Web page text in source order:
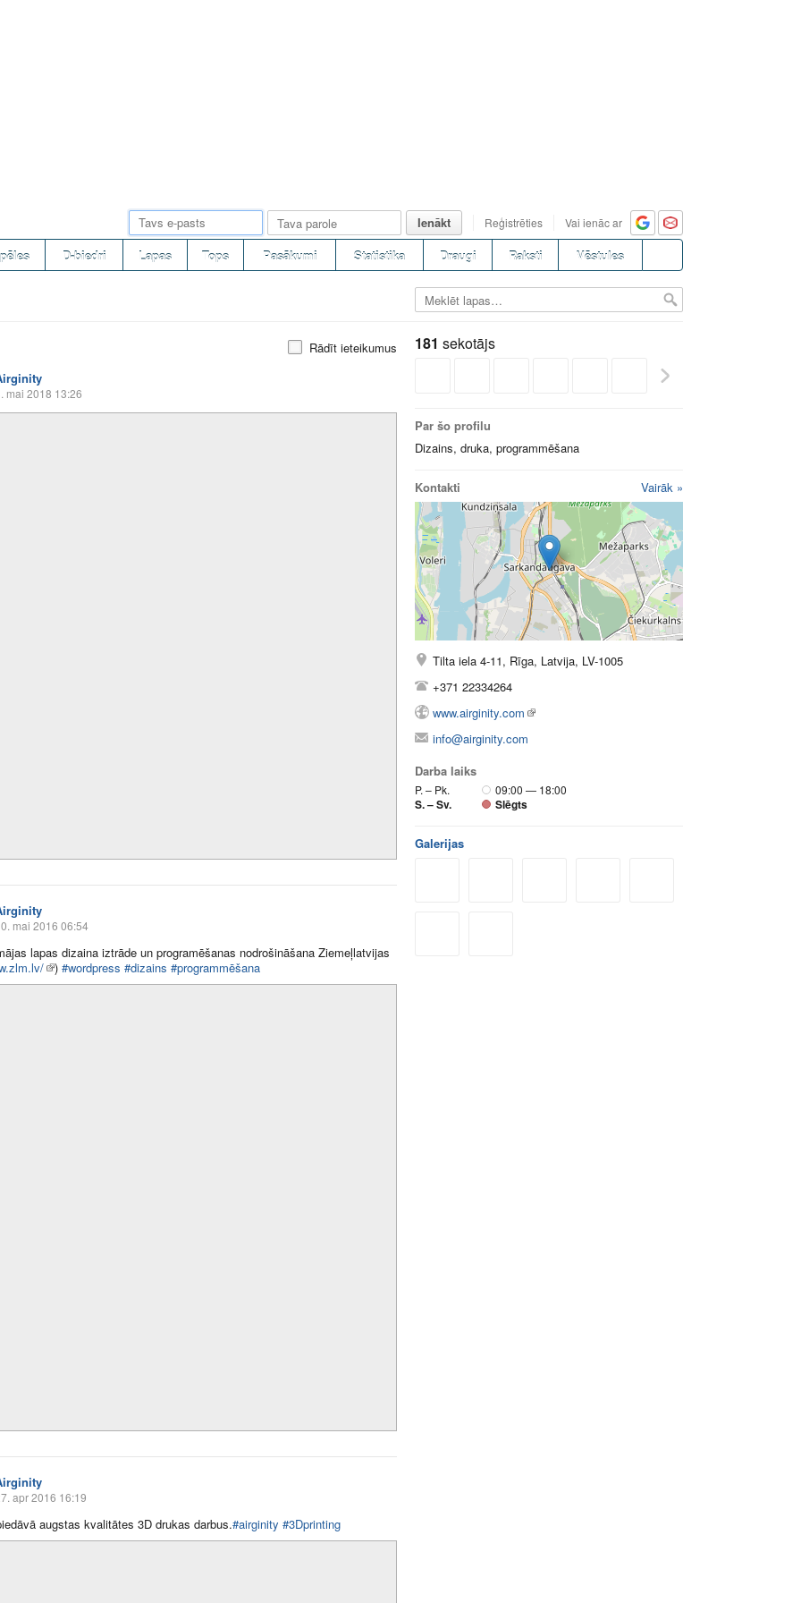
Ienākt Reģistrēties Vai ienāc ar
D-biedri Lapas Tops Pasākumi Statistika Draugi Raksti Vēstules
Rādīt ieteikumus
mai 2018 13:26
mai 2016 06:54
lapas dizaina iztrāde un programēšanas nodrošināšana Ziemeļlatvijas
) #wordpress #dizains #programmēšana
apr 2016 16:19
augstas kvalitātes 3D drukas darbus.#airginity #3Dprinting
181 sekotājs
Par šo profilu
Dizains, druka, programmēšana
Kontakti Vairāk »
Tilta iela 4-11, Rīga, Latvija, LV-1005
+371 22334264
www.airginity.com
info@airginity.com
Darba laiks
P. – Pk. 09:00 — 18:00
S. – Sv. Slēgts
Galerijas